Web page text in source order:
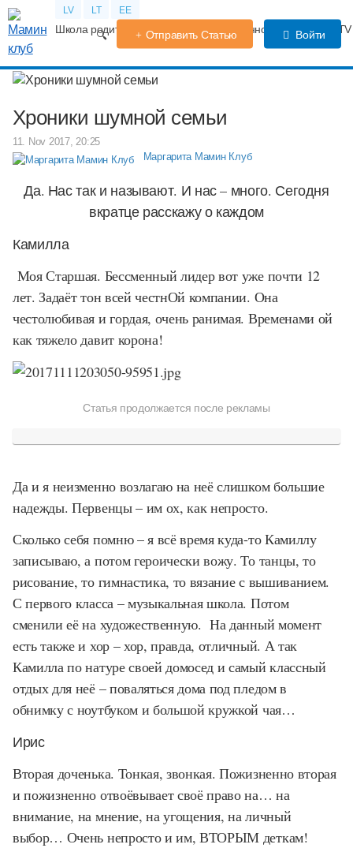
LV LT EE
Школа родителей Календарь беременности Форум
Отправить Статью Войти
Хроники шумной семьи
11. Nov 2017, 20:25
Маргарита Мамин Клуб
Да. Нас так и называют. И нас – много. Сегодня
вкратце расскажу о каждом
Камилла
Моя Старшая. Бессменный лидер вот уже почти 12
лет. Задаёт тон всей честнОй компании. Она
честолюбивая и гордая, очень ранимая. Временами ой
как тяжело давит корона!
Статья продолжается после рекламы
Да и я неизменно возлагаю на неё слишком большие
надежды. Первенцы – им ох, как непросто.
Сколько себя помню – я всё время куда-то Камиллу
записываю, а потом героически вожу. То танцы, то
рисование, то гимнастика, то вязание с вышиванием.
С первого класса – музыкальная школа. Потом
сменили её на художественную. На данный момент
есть также и хор – хор, правда, отличный. А так
Камилла по натуре своей домосед и самый классный
отдых для неё – поваляться дома под пледом в
обнимку с ноутбуком и большой кружкой чая…
Ирис
Вторая доченька. Тонкая, звонкая. Пожизненно вторая
и пожизненно отвоёвывает своё право на… на
внимание, на мнение, на угощения, на личный
выбор… Очень непросто и им, ВТОРЫМ деткам!